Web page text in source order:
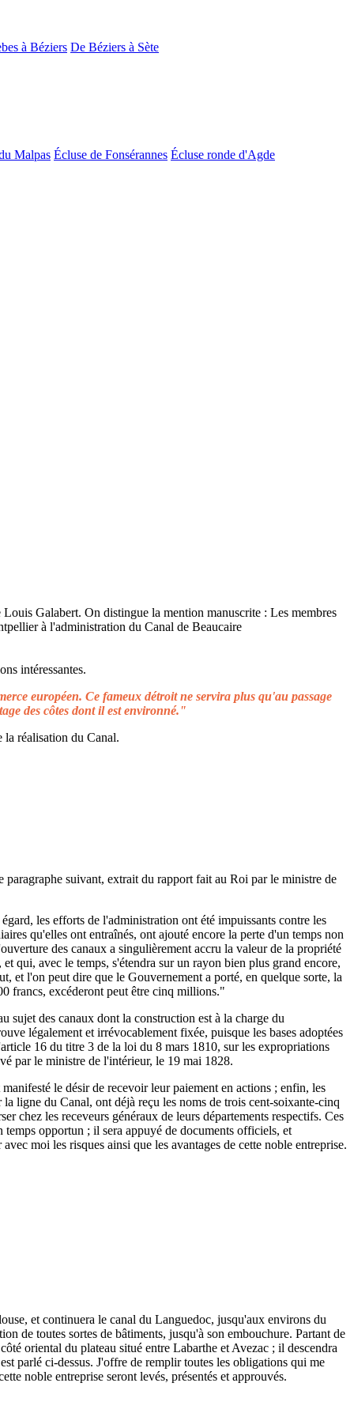
à Béziers De Béziers à Sète
Malpas Écluse de Fonsérannes Écluse ronde d'Agde
intéressantes.
européen. Ce fameux détroit ne servira plus qu'au passage
des côtes dont il est environné."
réalisation du Canal.
suivant, extrait du rapport fait au Roi par le ministre de
les efforts de l'administration ont été impuissants contre les
qu'elles ont entraînés, ont ajouté encore la perte d'un temps non
des canaux a singulièrement accru la valeur de la propriété
qui, avec le temps, s'étendra sur un rayon bien plus grand encore,
et l'on peut dire que le Gouvernement a porté, en quelque sorte, la
francs, excéderont peut être cinq millions."
sujet des canaux dont la construction est à la charge du
légalement et irrévocablement fixée, puisque les bases adoptées
16 du titre 3 de la loi du 8 mars 1810, sur les expropriations
par le ministre de l'intérieur, le 19 mai 1828.
le désir de recevoir leur paiement en actions ; enfin, les
ligne du Canal, ont déjà reçu les noms de trois cent-soixante-cinq
chez les receveurs généraux de leurs départements respectifs. Ces
temps opportun ; il sera appuyé de documents officiels, et
moi les risques ainsi que les avantages de cette noble entreprise.
et continuera le canal du Languedoc, jusqu'aux environs du
de toutes sortes de bâtiments, jusqu'à son embouchure. Partant de
oriental du plateau situé entre Labarthe et Avezac ; il descendra
parlé ci-dessus. J'offre de remplir toutes les obligations qui me
noble entreprise seront levés, présentés et approuvés.